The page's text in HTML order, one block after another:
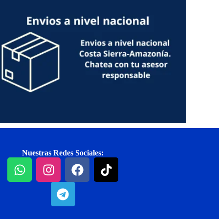
Nuestras Redes Sociales: